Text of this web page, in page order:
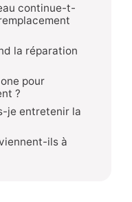
continue-t-
la réparation
pour
?
je entretenir la
ils à